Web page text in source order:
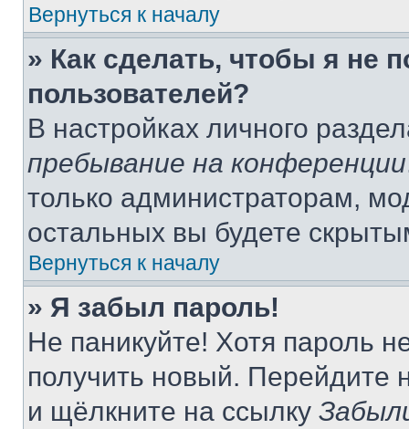
Вернуться к началу
» Как сделать, чтобы я не
пользователей?
В настройках личного
пребывание на конференции
только администраторам,
остальных вы будете
Вернуться к началу
» Я забыл пароль!
Не паникуйте! Хотя пароль
получить новый. Перейдите
и щёлкните на ссылку